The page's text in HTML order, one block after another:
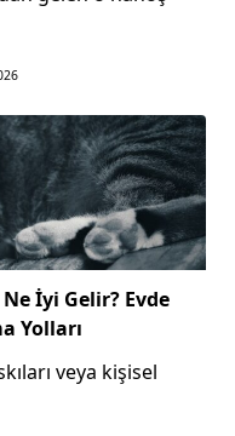
İyi Gelir? Evde
Yolları
veya kişisel